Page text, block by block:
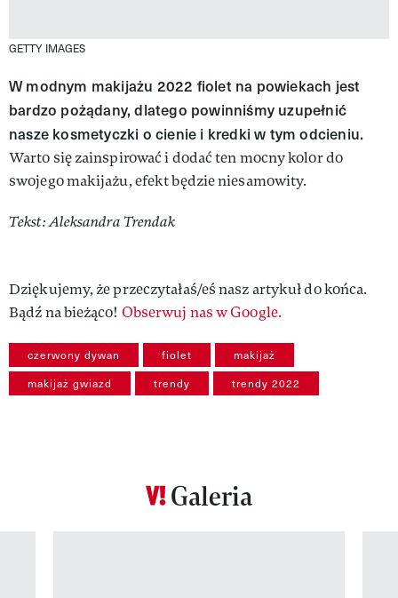
GETTY IMAGES
W modnym makijażu 2022 fiolet na powiekach jest
bardzo pożądany, dlatego powinniśmy uzupełnić
nasze kosmetyczki o cienie i kredki w tym odcieniu.
Warto się zainspirować i dodać ten mocny kolor do
swojego makijażu, efekt będzie niesamowity.
Tekst: Aleksandra Trendak
Dziękujemy, że przeczytałaś/eś nasz artykuł do końca.
Bądź na bieżąco! Obserwuj nas w Google.
czerwony dywan fiolet makijaż
makijaż gwiazd trendy trendy 2022
Galeria